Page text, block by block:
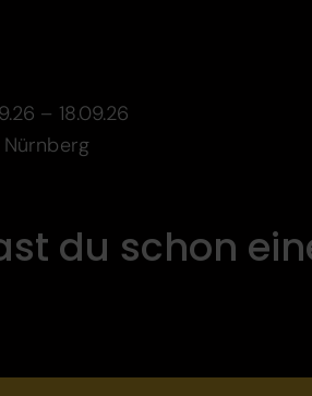
– 18.09.26
Nürnberg
du schon